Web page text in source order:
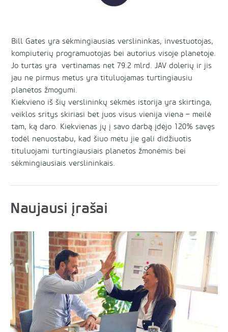
Bill Gates yra sėkmingiausias verslininkas, investuotojas,
kompiuterių programuotojas bei autorius visoje planetoje.
Jo turtas yra vertinamas net 79.2 mlrd. JAV dolerių ir jis
jau ne pirmus metus yra tituluojamas turtingiausiu
planetos žmogumi.
Kiekvieno iš šių verslininkų sėkmės istorija yra skirtinga,
veiklos sritys skiriasi bet juos visus vienija viena – meilė
tam, ką daro. Kiekvienas jų į savo darbą įdėjo 120% savęs
todėl nenuostabu, kad šiuo metu jie gali didžiuotis
tituluojami turtingiausiais planetos žmonėmis bei
sėkmingiausiais verslininkais.
Naujausi įrašai